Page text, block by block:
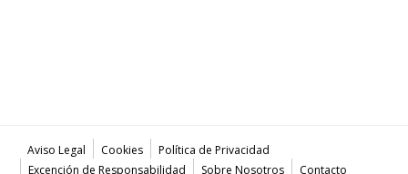
Aviso Legal Cookies
Política de Privacidad
Excención de Responsabilidad
Sobre Nosotros Contacto